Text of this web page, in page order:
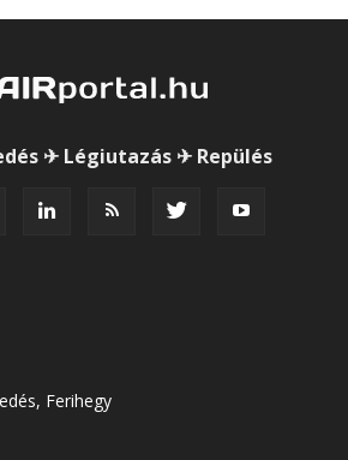
✈ Légiutazás ✈ Repülés
Ferihegy